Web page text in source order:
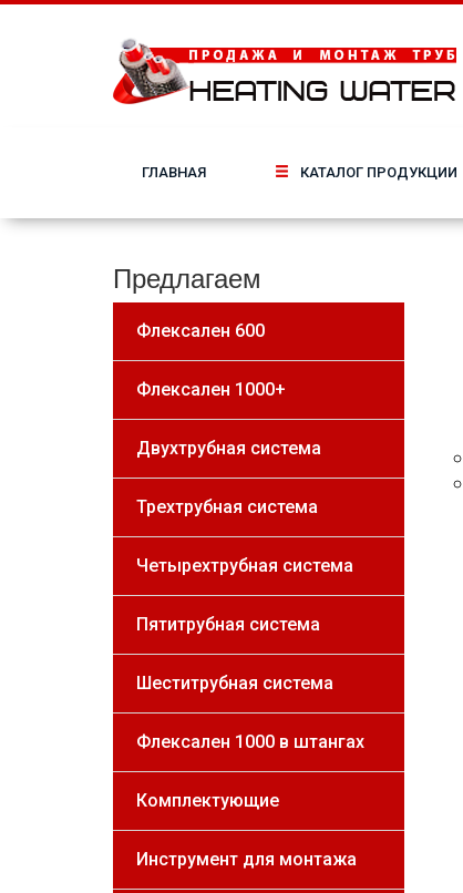
ГЛАВНАЯ КАТАЛОГ ПРОДУКЦИИ
Предлагаем
Флексален 600
Флексален 1000+
Двухтрубная система
Трехтрубная система
Четырехтрубная система
Пятитрубная система
Шеститрубная система
Флексален 1000 в штангах
Комплектующие
Инструмент для монтажа